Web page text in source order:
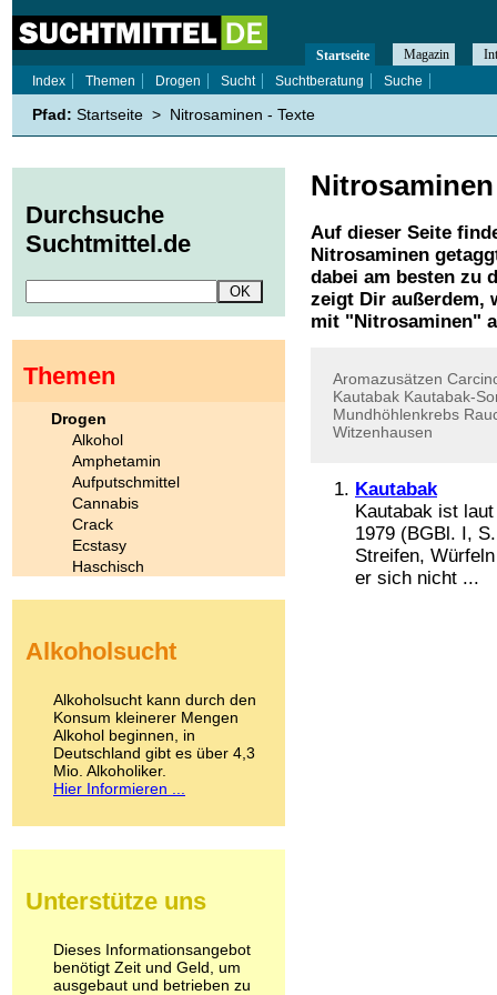
Nitrosaminen
Auf dieser Seite
Nitrosaminen
dabei am besten zu
zeigt Dir außerdem,
mit " Nitrosaminen"
Aromazusätzen
Kautabak Kautabak-
Mundhöhlenkrebs
Witzenhausen
Kautabak
Kautabak ist
1979 (BGBl. I,
Streifen,
er sich nicht ...
Startseite Magazin
Index
Themen Drogen Sucht Suchtberatung Suche
Pfad: Startseite > Nitrosaminen - Texte
Durchsuche
Suchtmittel.de
Themen
Drogen
Alkohol
Amphetamin
Aufputschmittel
Cannabis
Crack
Ecstasy
Haschisch
Kokain
LSD
Marihuana
Medikamente
Meskalin
Metamphetamin
Methadon
Pilze
Psychopharmaka
Schlafmittel
Schmerzmittel
Alkoholsucht
Alkoholsucht kann durch den
Konsum kleinerer Mengen
Alkohol beginnen, in
Deutschland gibt es über 4,3
Mio. Alkoholiker.
Hier Informieren ...
Unterstütze uns
Dieses Informationsangebot
benötigt Zeit und Geld, um
ausgebaut und betrieben zu